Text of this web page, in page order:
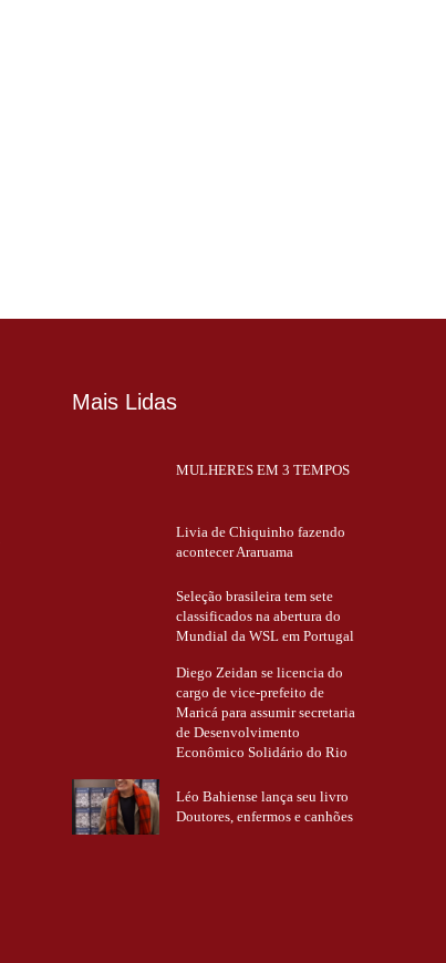
Mais Lidas
MULHERES EM 3 TEMPOS
Livia de Chiquinho fazendo
acontecer Araruama
Seleção brasileira tem sete
classificados na abertura do
Mundial da WSL em Portugal
Diego Zeidan se licencia do
cargo de vice-prefeito de
Maricá para assumir secretaria
de Desenvolvimento
Econômico Solidário do Rio
Léo Bahiense lança seu livro
Doutores, enfermos e canhões